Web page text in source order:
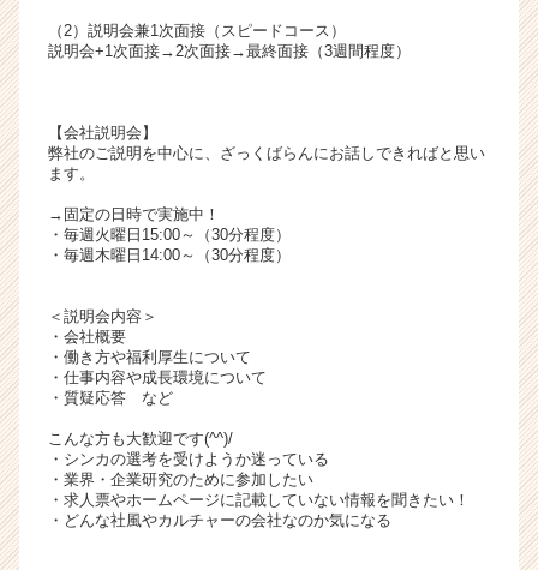
e
r
e
r）
（2）説明会兼1次面接（スピードコース）
説明会+1次面接→2次面接→最終面接（3週間程度）
【会社説明会】
弊社のご説明を中心に、ざっくばらんにお話しできればと思い
ます。
→固定の日時で実施中！
・毎週火曜日15:00～（30分程度）
・毎週木曜日14:00～（30分程度）
＜説明会内容＞
・会社概要
・働き方や福利厚生について
・仕事内容や成長環境について
・質疑応答 など
こんな方も大歓迎です(^^)/
・シンカの選考を受けようか迷っている
・業界・企業研究のために参加したい
・求人票やホームページに記載していない情報を聞きたい！
・どんな社風やカルチャーの会社なのか気になる